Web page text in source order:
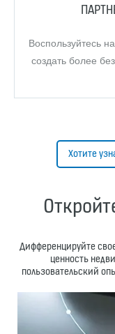
Воспользуйтесь
создать более
Хотите
Дифференцируйте
ценность
пользовательский